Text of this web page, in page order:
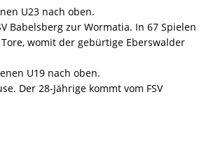
U23 nach oben.
zur Wormatia. In 67 Spielen
womit der gebürtige Eberswalder
U19 nach oben.
Der 28-Jährige kommt vom FSV